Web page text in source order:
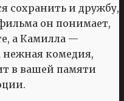
сохранить и дружбу,
он понимает,
а Камилла —
нежная комедия,
в вашей памяти